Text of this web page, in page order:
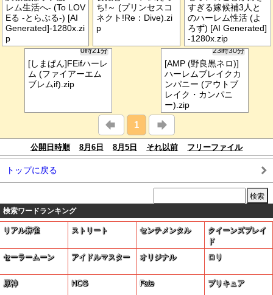
レム生活へ- (To LOV
Eる -とらぶる-) [AI
Generated]-1280x.zi
p
ち!～ (プリンセスコ
ネクト!Re：Dive).zi
p
すぎる嫁候補3人と
のハーレム性活 (よ
ろず) [AI Generated]
-1280x.zip
0時21分
[しまぱん]FEifハーレ
ム (ファイアーエム
ブレムif).zip
23時30分
[AMP (野良黒ネロ)]
ハーレムブレイクカ
ンパニー (アウトブ
レイク・カンパニ
ー).zip
1
公開日時順 8月6日 8月5日 それ以前 フリーファイル
トップに戻る
検索ワードランキング
リアル麻雀 ストリート センチメンタル
クイーンズブレイ
ド
セーラームーン
アイドルマスター オリジナル ロリ
原神 HCG Fate プリキュア